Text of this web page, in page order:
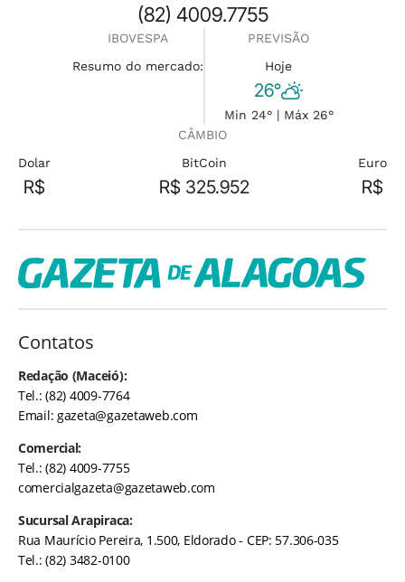
(82) 4009.7755
IBOVESPA
Resumo do mercado:
PREVISÃO
Hoje
26°
Min 24° | Máx 26°
CÂMBIO
Dolar
R$
BitCoin
R$ 325.952
Euro
R$
Contatos
Redação (Maceió):
Tel.: (82) 4009-7764
Email:gazeta@gazetaweb.com
Comercial:
Tel.: (82) 4009-7755
comercialgazeta@gazetaweb.com
Sucursal Arapiraca:
Rua Maurício Pereira, 1.500, Eldorado - CEP: 57.306-035
Tel.: (82) 3482-0100